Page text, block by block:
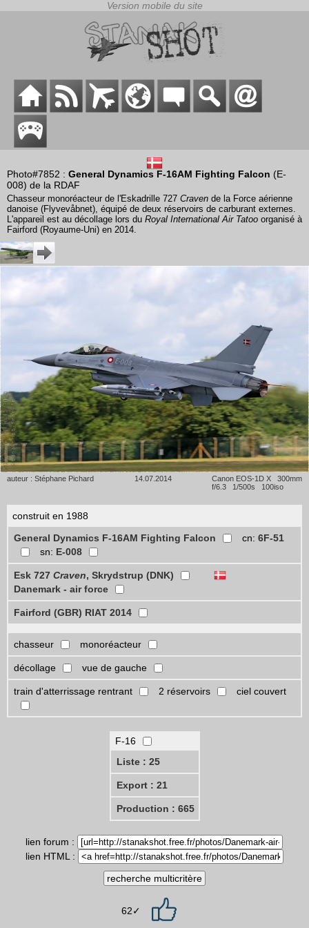
Photo#7852 : General Dynamics F-16AM Fighting Falcon (E-
008) de la RDAF
Chasseur monoréacteur de l'Eskadrille 727 Craven de la Force aérienne
danoise (Flyvevåbnet), équipé de deux réservoirs de carburant externes.
L'appareil est au décollage lors du Royal International Air Tatoo organisé à
Fairford (Royaume-Uni) en 2014.
auteur : Stéphane Pichard 14.07.2014
Canon EOS-1D X 300mm
f/6.3 1/500s 100iso
construit en 1988
General Dynamics F-16AM Fighting Falcon
cn: 6F-51
sn: E-008
Esk 727 Craven, Skrydstrup (DNK)
Danemark - air force
Fairford (GBR) RIAT 2014
chasseur monoréacteur
décollage vue de gauche
train d'atterrissage rentrant 2 réservoirs ciel couvert
F-16
Liste : 25
Export : 21
Production : 665
lien forum :
lien HTML :
62✓